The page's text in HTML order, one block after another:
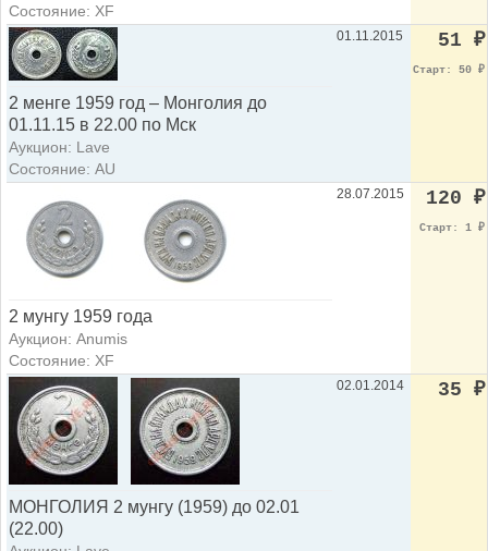
Состояние: XF
2 менге 1959 год – Монголия до
01.11.15 в 22.00 по Мск
Аукцион: Lave
Состояние: AU
01.11.2015 51 ₽
Старт: 50 ₽
2 мунгу 1959 года
Аукцион: Anumis
Состояние: XF
28.07.2015 120 ₽
Старт: 1 ₽
МОНГОЛИЯ 2 мунгу (1959) до 02.01
(22.00)
02.01.2014 35 ₽